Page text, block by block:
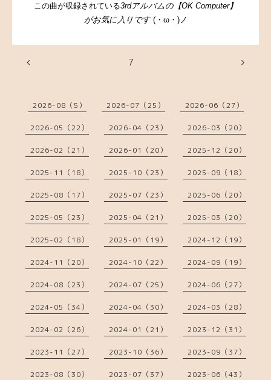
この曲が収録されている3rdアルバムの【OK Computer】
がお気に入りです(・ω・)ノ
7
2026-08（5） 2026-07（25） 2026-06（27）
2026-05（22） 2026-04（23） 2026-03（20）
2026-02（21） 2026-01（20） 2025-12（20）
2025-11（18） 2025-10（23） 2025-09（18）
2025-08（17） 2025-07（23） 2025-06（20）
2025-05（23） 2025-04（21） 2025-03（20）
2025-02（18） 2025-01（19） 2024-12（19）
2024-11（20） 2024-10（22） 2024-09（19）
2024-08（23） 2024-07（25） 2024-06（27）
2024-05（34） 2024-04（30） 2024-03（28）
2024-02（26） 2024-01（21） 2023-12（31）
2023-11（27） 2023-10（36） 2023-09（37）
2023-08（30） 2023-07（37） 2023-06（43）